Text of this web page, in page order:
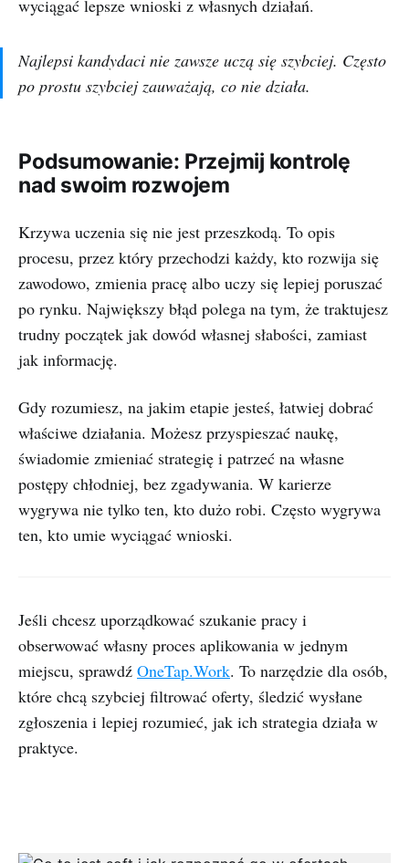
wyciągać lepsze wnioski z własnych działań.
Najlepsi kandydaci nie zawsze uczą się szybciej. Często
po prostu szybciej zauważają, co nie działa.
Podsumowanie: Przejmij kontrolę
nad swoim rozwojem
Krzywa uczenia się nie jest przeszkodą. To opis
procesu, przez który przechodzi każdy, kto rozwija się
zawodowo, zmienia pracę albo uczy się lepiej poruszać
po rynku. Największy błąd polega na tym, że traktujesz
trudny początek jak dowód własnej słabości, zamiast
jak informację.
Gdy rozumiesz, na jakim etapie jesteś, łatwiej dobrać
właściwe działania. Możesz przyspieszać naukę,
świadomie zmieniać strategię i patrzeć na własne
postępy chłodniej, bez zgadywania. W karierze
wygrywa nie tylko ten, kto dużo robi. Często wygrywa
ten, kto umie wyciągać wnioski.
Jeśli chcesz uporządkować szukanie pracy i
obserwować własny proces aplikowania w jednym
miejscu, sprawdź OneTap.Work. To narzędzie dla osób,
które chcą szybciej filtrować oferty, śledzić wysłane
zgłoszenia i lepiej rozumieć, jak ich strategia działa w
praktyce.